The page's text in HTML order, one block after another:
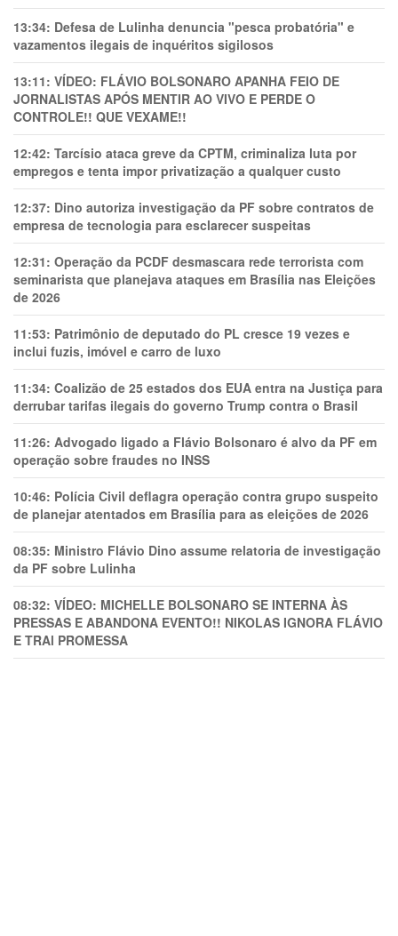
13:34: Defesa de Lulinha denuncia "pesca probatória" e
vazamentos ilegais de inquéritos sigilosos
13:11: VÍDEO: FLÁVIO BOLSONARO APANHA FEIO DE
JORNALISTAS APÓS MENTIR AO VIVO E PERDE O
CONTROLE!! QUE VEXAME!!
12:42: Tarcísio ataca greve da CPTM, criminaliza luta por
empregos e tenta impor privatização a qualquer custo
12:37: Dino autoriza investigação da PF sobre contratos de
empresa de tecnologia para esclarecer suspeitas
12:31: Operação da PCDF desmascara rede terrorista com
seminarista que planejava ataques em Brasília nas Eleições
de 2026
11:53: Patrimônio de deputado do PL cresce 19 vezes e
inclui fuzis, imóvel e carro de luxo
11:34: Coalizão de 25 estados dos EUA entra na Justiça para
derrubar tarifas ilegais do governo Trump contra o Brasil
11:26: Advogado ligado a Flávio Bolsonaro é alvo da PF em
operação sobre fraudes no INSS
10:46: Polícia Civil deflagra operação contra grupo suspeito
de planejar atentados em Brasília para as eleições de 2026
08:35: Ministro Flávio Dino assume relatoria de investigação
da PF sobre Lulinha
08:32: VÍDEO: MICHELLE BOLSONARO SE INTERNA ÀS
PRESSAS E ABANDONA EVENTO!! NIKOLAS IGNORA FLÁVIO
E TRAl PROMESSA